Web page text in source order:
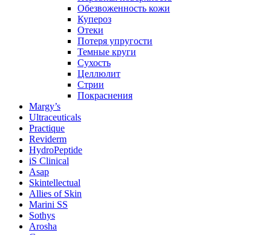
Обезвоженность кожи
Купероз
Отеки
Потеря упругости
Темные круги
Сухость
Целлюлит
Стрии
Покраснения
Margy’s
Ultraceuticals
Practique
Reviderm
HydroPeptide
iS Clinical
Asap
Skintellectual
Allies of Skin
Marini SS
Sothys
Arosha